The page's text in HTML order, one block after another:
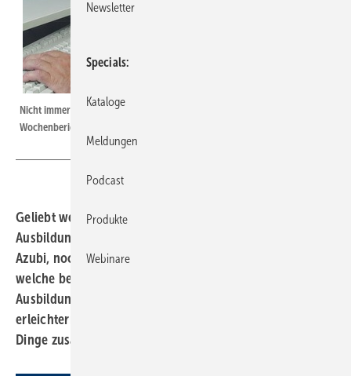
Nicht immer einfach: Aber Ausbilder und Lehrling sollten das Thema des
Wochenberichtes gemeinsam und im Voraus vereinbaren
Geliebt werden sie nicht gerade, die
Ausbildungsnachweise und Fachberichte. Weder vom
Azubi, noch vom Ausbilder. Dabei wird oft übersehen,
welche bedeutende Funktion sie gemäß der
Ausbildungsverordnung haben. Um die Ausbildung zu
erleichtern, haben wir an dieser Stelle die wichtigsten
Dinge zusammengefasst.
Newsletter
Specials
Kataloge
Meldungen
Podcast
Produkte
Webinare